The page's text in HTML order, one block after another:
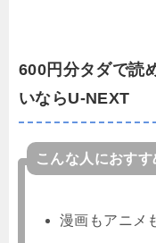
600円分タダで読
いならU-NEXT
こんな人におすす
漫画もアニメ